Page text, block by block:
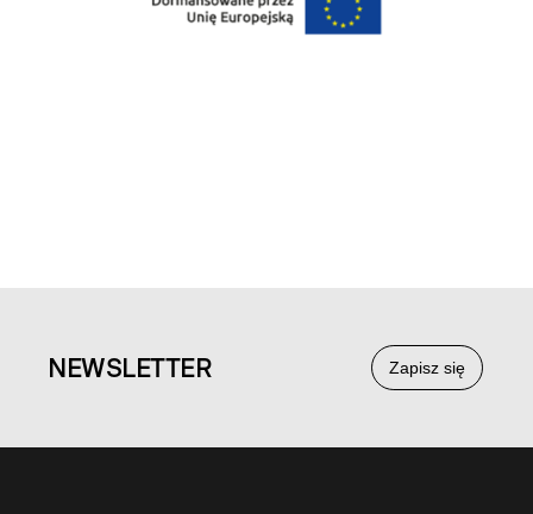
Zapisz się
NEWSLETTER